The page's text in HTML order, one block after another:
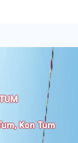
Kon Tum